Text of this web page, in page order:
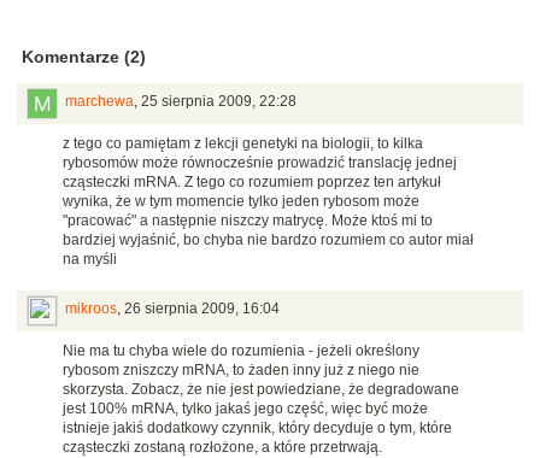
Komentarze (2)
marchewa, 25 sierpnia 2009, 22:28
z tego co pamiętam z lekcji genetyki na biologii, to kilka
rybosomów może równocześnie prowadzić translację jednej
cząsteczki mRNA. Z tego co rozumiem poprzez ten artykuł
wynika, że w tym momencie tylko jeden rybosom może
"pracować" a następnie niszczy matrycę. Może ktoś mi to
bardziej wyjaśnić, bo chyba nie bardzo rozumiem co autor miał
na myśli
mikroos, 26 sierpnia 2009, 16:04
Nie ma tu chyba wiele do rozumienia - jeżeli określony
rybosom zniszczy mRNA, to żaden inny już z niego nie
skorzysta. Zobacz, że nie jest powiedziane, że degradowane
jest 100% mRNA, tylko jakaś jego część, więc być może
istnieje jakiś dodatkowy czynnik, który decyduje o tym, które
cząsteczki zostaną rozłożone, a które przetrwają.